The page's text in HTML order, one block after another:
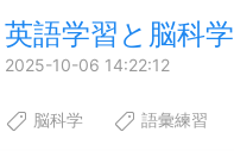
英語学習と脳科学
2025-10-06 14:22:12
脳科学 語彙練習